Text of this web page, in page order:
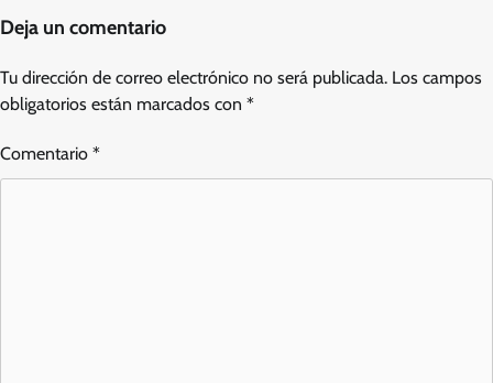
Deja un comentario
Tu dirección de correo electrónico no será publicada. Los campos
obligatorios están marcados con *
Comentario *